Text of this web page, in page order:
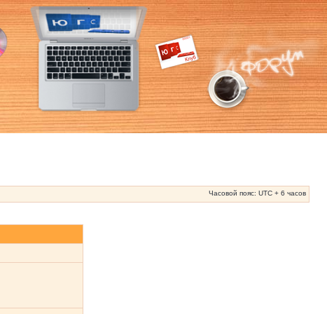
Часовой пояс: UTC + 6 часов